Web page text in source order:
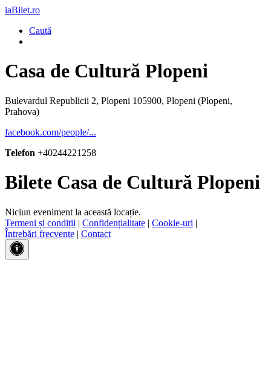
iaBilet.ro
Caută
Casa de Cultură Plopeni
Bulevardul Republicii 2, Plopeni 105900, Plopeni (Plopeni,
Prahova)
facebook.com/people/...
Telefon +40244221258
Bilete Casa de Cultură Plopeni
Niciun eveniment la această locație.
Termeni și condiții | Confidențialitate | Cookie-uri |
Întrebări frecvente | Contact